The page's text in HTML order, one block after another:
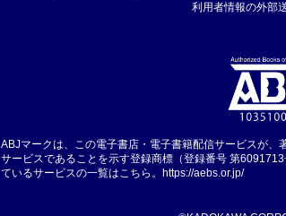
利用者情報の外部
ABJマークは、この電子書店・電子書籍配信サービスが
サービスであることを示す登録商標（登録番号 第
ているサービスの一覧はこちら。 https://aebs.or.jp/